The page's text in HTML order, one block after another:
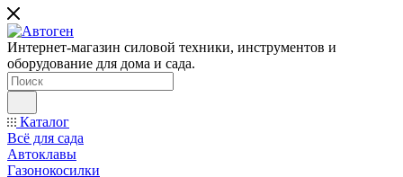
Интернет-магазин силовой техники, инструментов и
оборудование для дома и сада.
Каталог
Всё для сада
Автоклавы
Газонокосилки